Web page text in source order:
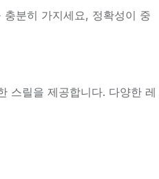
분히 가지세요, 정확성이 중
스릴을 제공합니다. 다양한 레